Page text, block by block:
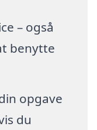
– også
benytte
opgave
du